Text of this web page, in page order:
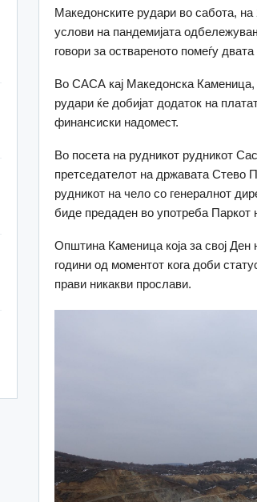
Македонските рудари во сабота, на
услови на пандемијата
говори за оствареното помеѓу
Во САСА кај Македонска Каменица,
рудари ќе добијат додаток на
финансиски надомест.
Во посета на рудникот рудникот
претседателот на државата Стево
рудникот на чело со генералнот
биде предаден во употреба Паркот
Општина Каменица која за свој Ден
години од моментот кога доби
прави никакви прослави.